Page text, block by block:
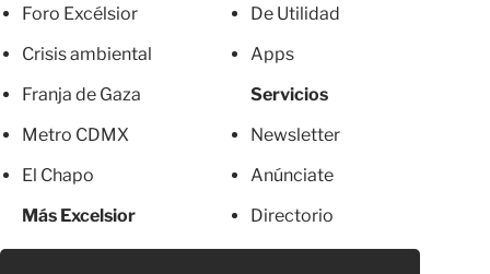
Foro Excélsior
Crisis ambiental
Franja de Gaza
Metro CDMX
El Chapo
Más Excelsior
De Utilidad
Apps
Servicios
Newsletter
Anúnciate
Directorio